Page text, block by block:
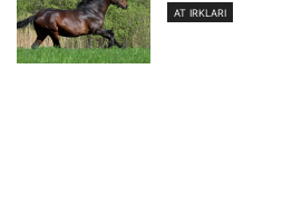
AT IRKLARI